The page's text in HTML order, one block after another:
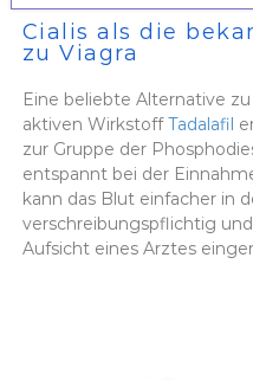
Cialis als die
zu Viagra
Eine beliebte Alternative
aktiven WirkstoffTadalafil
zur Gruppe der
entspannt bei der
kann das Blut einfacher in
verschreibungspflichtig
Aufsicht eines Arztes